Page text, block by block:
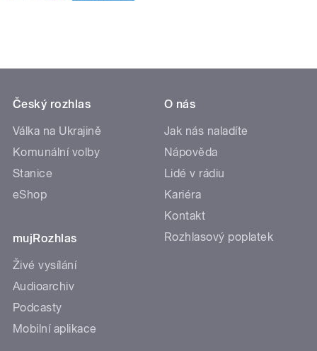
Český rozhlas
Válka na Ukrajině
Komunální volby
Stanice
eShop
mujRozhlas
Živé vysílání
Audioarchiv
Podcasty
Mobilní aplikace
O nás
Jak nás naladíte
Nápověda
Lidé v rádiu
Kariéra
Kontakt
Rozhlasový poplatek